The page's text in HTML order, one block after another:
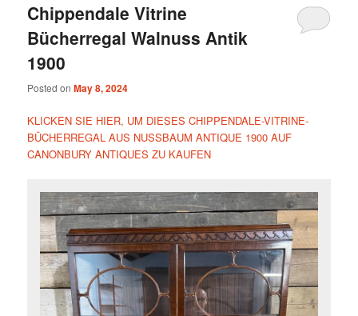
Chippendale Vitrine
Bücherregal Walnuss Antik
1900
Posted onMay 8, 2024
KLICKEN SIE HIER, UM DIESES CHIPPENDALE-VITRINE-
BÜCHERREGAL AUS NUSSBAUM ANTIQUE 1900 AUF
CANONBURY ANTIQUES ZU KAUFEN